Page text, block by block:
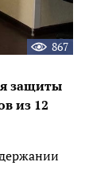
867
защиты
из 12